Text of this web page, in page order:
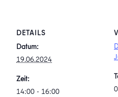
DETAILS
Datum:
19.06.2024
Zeit:
14:00 - 16:00